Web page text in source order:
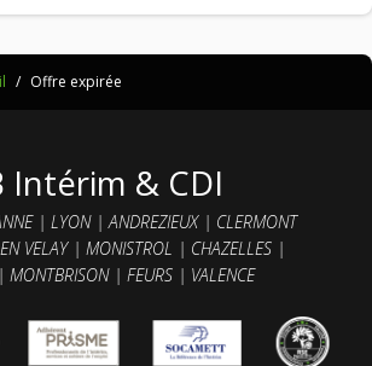
/ Offre expirée
Intérim & CDI
| LYON |ANDREZIEUX | CLERMONT
VELAY| MONISTROL | CHAZELLES |
MONTBRISON | FEURS | VALENCE